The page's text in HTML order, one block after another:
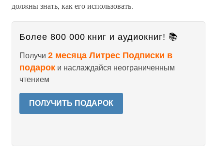
должны знать, как его использовать.
Более 800 000 книг и аудиокниг! 📚
Получи 2 месяца Литрес Подписки в
подарок и наслаждайся неограниченным
чтением
ПОЛУЧИТЬ ПОДАРОК